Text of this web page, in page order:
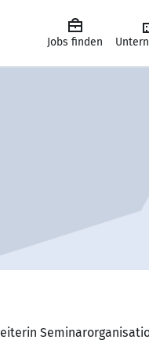
Jobs finden